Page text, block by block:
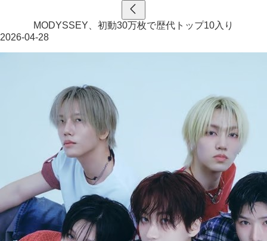
MODYSSEY、初動30万枚で歴代トップ10入り
2026-04-28